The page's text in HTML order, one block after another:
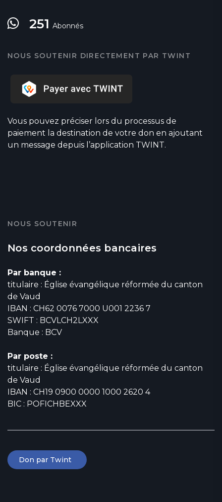
251 Abonnés
NOUS SOUTENIR DIRECTEMENT PAR TWINT
Vous pouvez préciser lors du processus de
paiement la destination de votre don en ajoutant
un message depuis l’application TWINT.
NOUS SOUTENIR
Nos coordonnées bancaires
Par banque :
titulaire : Église évangélique réformée du canton
de Vaud
IBAN : CH62 0076 7000 U001 2236 7
SWIFT : BCVLCH2LXXX
Banque : BCV
Par poste :
titulaire : Église évangélique réformée du canton
de Vaud
IBAN : CH19 0900 0000 1000 2620 4
BIC : POFICHBEXXX
Don par Twint